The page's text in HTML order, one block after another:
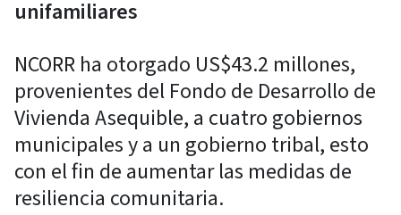
unifamiliares
NCORR ha otorgado US$43.2 millones,
provenientes del Fondo de Desarrollo de
Vivienda Asequible, a cuatro gobiernos
municipales y a un gobierno tribal, esto
con el fin de aumentar las medidas de
resiliencia comunitaria.